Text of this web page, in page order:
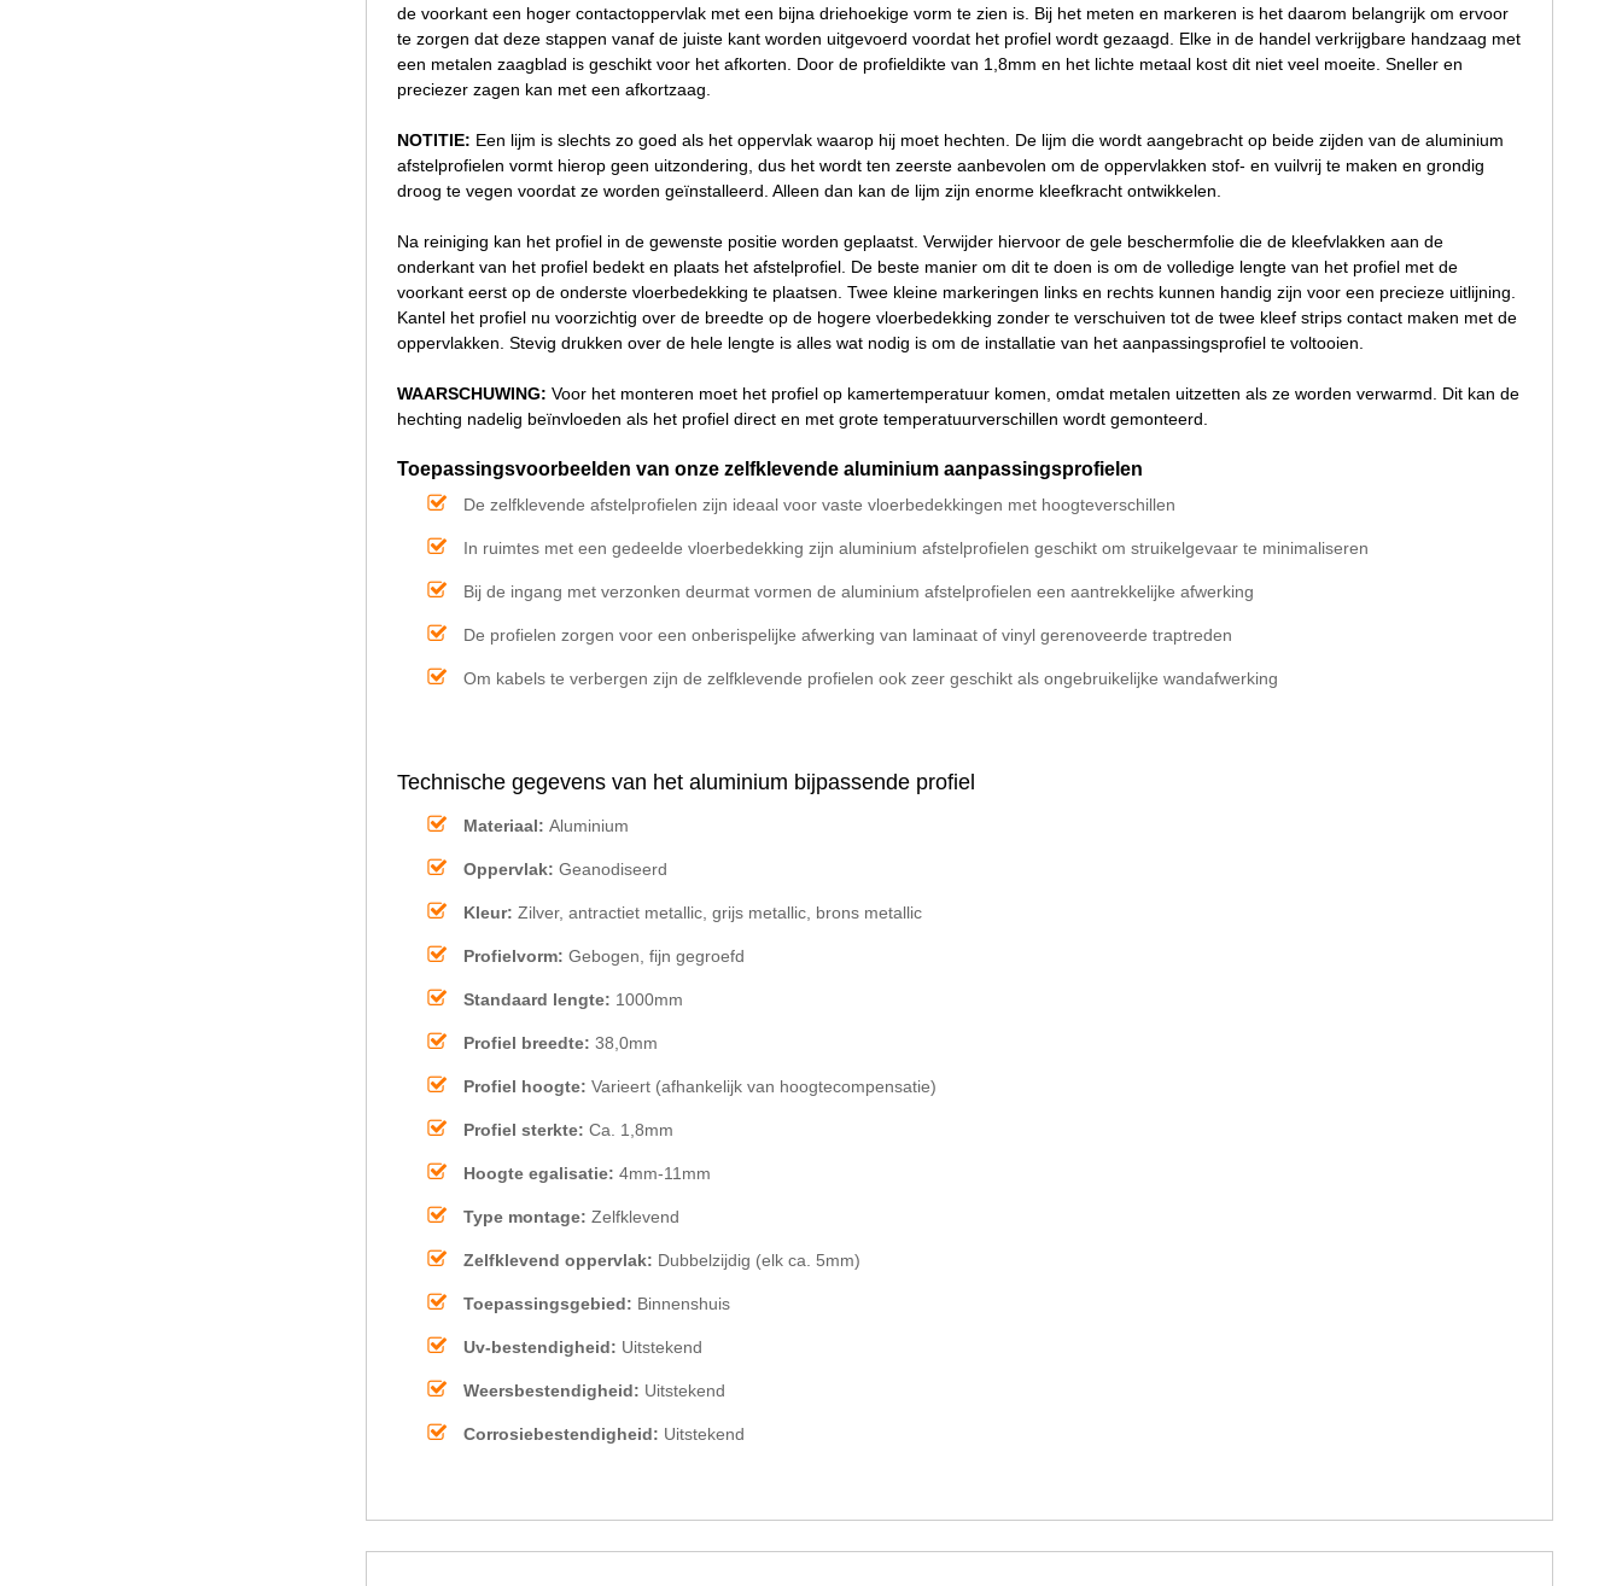
de voorkant een hoger contactoppervlak met een bijna driehoekige vorm te zien is. Bij het meten en markeren is het daarom belangrijk om ervoor
te zorgen dat deze stappen vanaf de juiste kant worden uitgevoerd voordat het profiel wordt gezaagd. Elke in de handel verkrijgbare handzaag met
een metalen zaagblad is geschikt voor het afkorten. Door de profieldikte van 1,8mm en het lichte metaal kost dit niet veel moeite. Sneller en
preciezer zagen kan met een afkortzaag.
NOTITIE: Een lijm is slechts zo goed als het oppervlak waarop hij moet hechten. De lijm die wordt aangebracht op beide zijden van de aluminium
afstelprofielen vormt hierop geen uitzondering, dus het wordt ten zeerste aanbevolen om de oppervlakken stof- en vuilvrij te maken en grondig
droog te vegen voordat ze worden geïnstalleerd. Alleen dan kan de lijm zijn enorme kleefkracht ontwikkelen.
Na reiniging kan het profiel in de gewenste positie worden geplaatst. Verwijder hiervoor de gele beschermfolie die de kleefvlakken aan de
onderkant van het profiel bedekt en plaats het afstelprofiel. De beste manier om dit te doen is om de volledige lengte van het profiel met de
voorkant eerst op de onderste vloerbedekking te plaatsen. Twee kleine markeringen links en rechts kunnen handig zijn voor een precieze uitlijning.
Kantel het profiel nu voorzichtig over de breedte op de hogere vloerbedekking zonder te verschuiven tot de twee kleef strips contact maken met de
oppervlakken. Stevig drukken over de hele lengte is alles wat nodig is om de installatie van het aanpassingsprofiel te voltooien.
WAARSCHUWING: Voor het monteren moet het profiel op kamertemperatuur komen, omdat metalen uitzetten als ze worden verwarmd. Dit kan de
hechting nadelig beïnvloeden als het profiel direct en met grote temperatuurverschillen wordt gemonteerd.
Toepassingsvoorbeelden van onze zelfklevende aluminium aanpassingsprofielen
De zelfklevende afstelprofielen zijn ideaal voor vaste vloerbedekkingen met hoogteverschillen
In ruimtes met een gedeelde vloerbedekking zijn aluminium afstelprofielen geschikt om struikelgevaar te minimaliseren
Bij de ingang met verzonken deurmat vormen de aluminium afstelprofielen een aantrekkelijke afwerking
De profielen zorgen voor een onberispelijke afwerking van laminaat of vinyl gerenoveerde traptreden
Om kabels te verbergen zijn de zelfklevende profielen ook zeer geschikt als ongebruikelijke wandafwerking
Technische gegevens van het aluminium bijpassende profiel
Materiaal: Aluminium
Oppervlak: Geanodiseerd
Kleur: Zilver, antractiet metallic, grijs metallic, brons metallic
Profielvorm: Gebogen, fijn gegroefd
Standaard lengte: 1000mm
Profiel breedte: 38,0mm
Profiel hoogte: Varieert (afhankelijk van hoogtecompensatie)
Profiel sterkte: Ca. 1,8mm
Hoogte egalisatie: 4mm-11mm
Type montage: Zelfklevend
Zelfklevend oppervlak: Dubbelzijdig (elk ca. 5mm)
Toepassingsgebied: Binnenshuis
Uv-bestendigheid: Uitstekend
Weersbestendigheid: Uitstekend
Corrosiebestendigheid: Uitstekend